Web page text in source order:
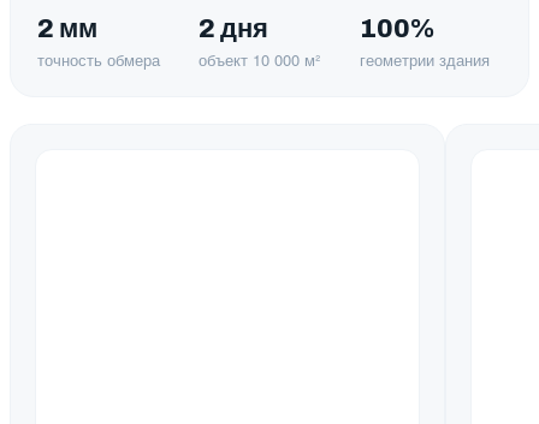
2 мм
точность обмера
2 дня
объект 10 000 м²
100%
геометрии здания